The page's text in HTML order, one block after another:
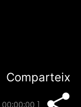
Comparteix
00:00:00 ]